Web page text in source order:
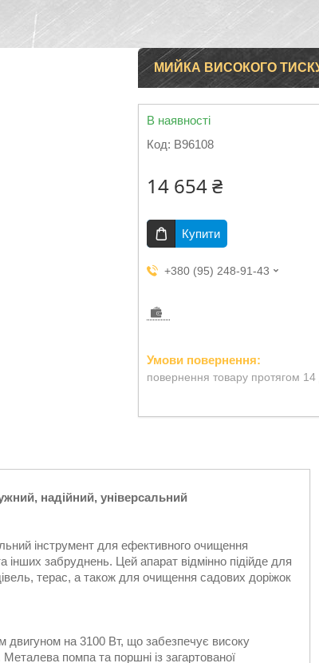
МИЙКА ВИСОКОГО ТИСКУ
В наявності
Код: B96108
14 654 ₴
Купити
+380 (95) 248-91-43
повернення товару протягом 14
надійний, універсальний
інструмент для ефективного очищення
інших забруднень. Цей апарат відмінно підійде для
терас, а також для очищення садових доріжок
на 3100 Вт, що забезпечує високу
помпа та поршні із загартованої